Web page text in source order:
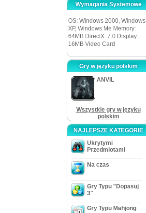
Wymagania Systemowe
OS: Windows 2000, Windows
XP, Windows Me Memory:
64MB DirectX: 7.0 Display:
16MB Video Card
Gry w języku polskim
ANVIL
Wszystkie gry w języku
polskim
NAJLEPSZE KATEGORIE
Ukrytymi
Przedmiotami
Na czas
Gry Typu "Dopasuj
3"
Gry Typu Mahjong